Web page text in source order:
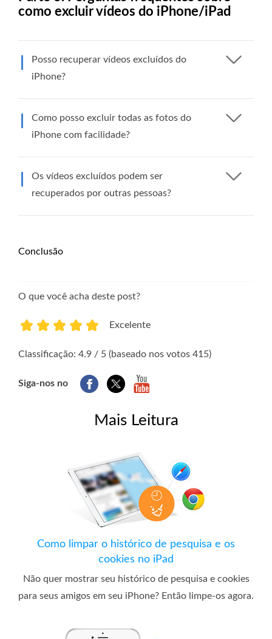
como excluir vídeos do iPhone/iPad
Posso recuperar vídeos excluídos do
iPhone?
Como posso excluir todas as fotos do
iPhone com facilidade?
Os vídeos excluídos podem ser
recuperados por outras pessoas?
Conclusão
O que você acha deste post?
Excelente
Classificação: 4.9 / 5 (baseado nos votos 415)
Siga-nos no
Mais Leitura
Como limpar o histórico de pesquisa e os
cookies no iPad
Não quer mostrar seu histórico de pesquisa e cookies
para seus amigos em seu iPhone? Então limpe-os agora.